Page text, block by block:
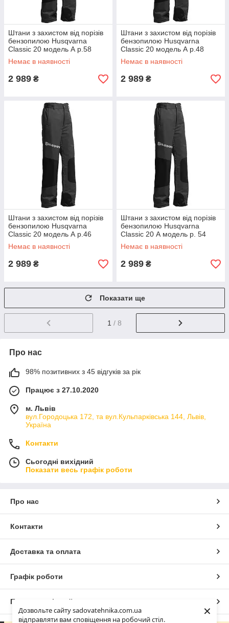
Дозвольте сайту sadovatehnika.com.ua
відправляти вам сповіщення на робочий стіл.
×
Штани з захистом від порізів
бензопилою Husqvarna
Classic 20 модель А р.58
Немає в наявності
2 989 ₴
Штани з захистом від порізів
бензопилою Husqvarna
Classic 20 модель А р.48
Немає в наявності
2 989 ₴
Штани з захистом від порізів
бензопилою Husqvarna
Classic 20 модель А р.46
Немає в наявності
2 989 ₴
Штани з захистом від порізів
бензопилою Husqvarna
Classic 20 А модель р. 54
Немає в наявності
2 989 ₴
Показати ще
1 / 8
Про нас
98% позитивних з 45 відгуків за рік
Працює з 27.10.2020
м. Львів
вул.Городоцька 172, та вул.Кульпарківська 144, Львів,
Україна
Контакти
Сьогодні вихідний
Показати весь графік роботи
Про нас
Контакти
Доставка та оплата
Графік роботи
Повна версія сайту